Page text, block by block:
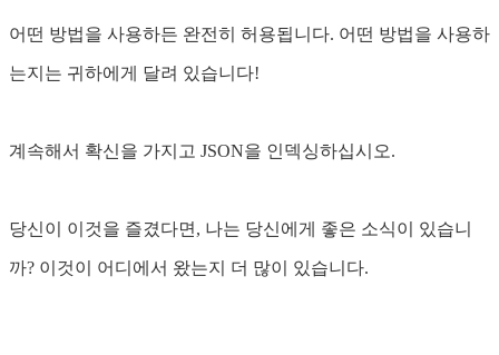
어떤 방법을 사용하든 완전히 허용됩니다. 어떤 방법을 사용하
는지는 귀하에게 달려 있습니다!
계속해서 확신을 가지고 JSON을 인덱싱하십시오.
당신이 이것을 즐겼다면, 나는 당신에게 좋은 소식이 있습니
까? 이것이 어디에서 왔는지 더 많이 있습니다.